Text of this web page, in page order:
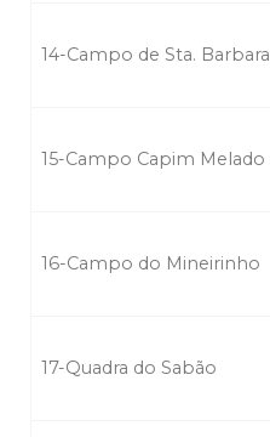
14-Campo de Sta. Barbara
15-Campo Capim Melado
16-Campo do Mineirinho
17-Quadra do Sabão